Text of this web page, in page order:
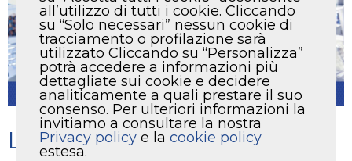
Laboratori Tessili
all’utilizzo di tutti i cookie. Cliccando
su “Solo necessari” nessun cookie di
tracciamento o profilazione sarà
utilizzato Cliccando su “Personalizza”
potrà accedere a informazioni più
dettagliate sui cookie e decidere
analiticamente a quali prestare il suo
consenso. Per ulteriori informazioni la
invitiamo a consultare la nostra
Privacy policy e la cookie policy
estesa.